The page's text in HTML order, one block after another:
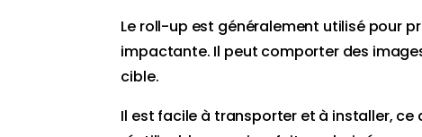
Le roll-up est généralement utilisé pour
impactante. Il peut comporter des
cible.
Il est facile à transporter et à installer,